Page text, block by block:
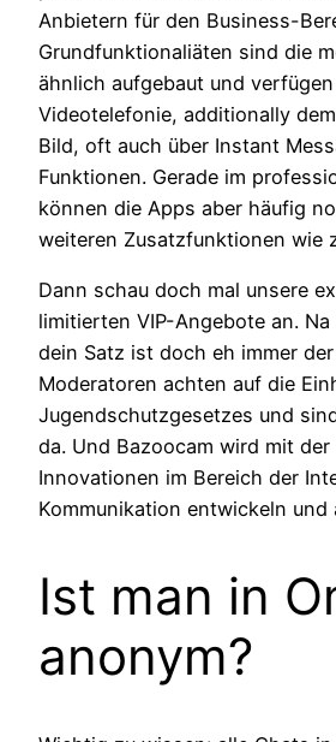
Anbietern für den Business-
Grundfunktionaliäten sind die
ähnlich aufgebaut und
Videotelefonie, additionally
Bild, oft auch über Instant
Funktionen. Gerade im
können die Apps aber häufig
weiteren Zusatzfunktionen wie
Dann schau doch mal unsere
limitierten VIP-Angebote an.
dein Satz ist doch eh immer
Moderatoren achten auf die
Jugendschutzgesetzes und
da. Und Bazoocam wird mit
Innovationen im Bereich der
Kommunikation entwickeln und
Ist man in
anonym?